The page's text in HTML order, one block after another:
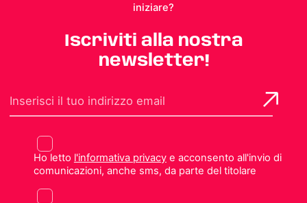
iniziare?
Iscriviti alla nostra
newsletter!
Ho letto l'informativa privacye acconsento all'invio di
comunicazioni, anche sms, da parte del titolare